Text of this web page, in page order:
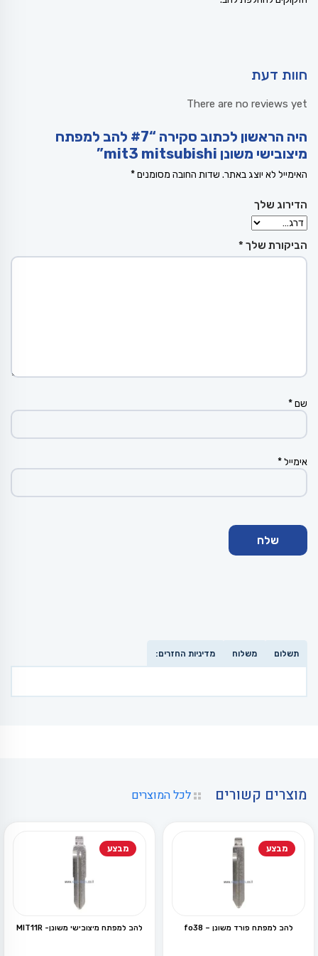
חוות דעת
There are no reviews yet
היה הראשון לכתוב סקירה “#7 להב למפתח
מיצובישי משונן mit3 mitsubishi”
האימייל לא יוצג באתר. שדות החובה מסומנים*
הדירוג שלך
הביקורת שלך *
שם*
אימייל*
תשלום משלוח מדיניות החזרים:
מוצרים קשורים לכל המוצרים
מבצע
להב למפתח פורד משונן – fo38
מבצע
להב למפתח מיצובישי משונן- MIT11R